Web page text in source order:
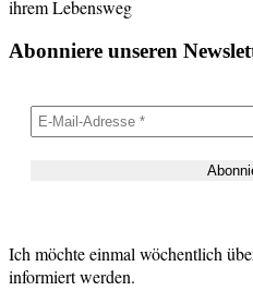
ihrem Lebensweg
Abonniere unseren
Ich möchte einmal wöchentlich
informiert werden.